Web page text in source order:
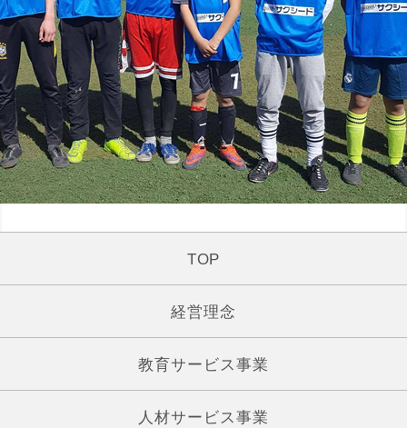
TOP
経営理念
教育サービス事業
人材サービス事業